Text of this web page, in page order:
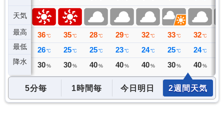
天気
最高
最低
降水
35 ℃
25 ℃
0 ミリ
36 ℃
26 ℃
30 %
35 ℃
25 ℃
30 %
28 ℃
25 ℃
40 %
29 ℃
23 ℃
40 %
32 ℃
24 ℃
40 %
33 ℃
25 ℃
30 %
32 ℃
24 ℃
40 %
5分毎 1時間毎 今日明日 2週間天気